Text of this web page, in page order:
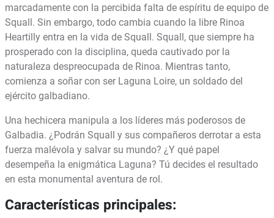
marcadamente con la percibida falta de espíritu de equipo de
Squall. Sin embargo, todo cambia cuando la libre Rinoa
Heartilly entra en la vida de Squall. Squall, que siempre ha
prosperado con la disciplina, queda cautivado por la
naturaleza despreocupada de Rinoa. Mientras tanto,
comienza a soñar con ser Laguna Loire, un soldado del
ejército galbadiano.
Una hechicera manipula a los líderes más poderosos de
Galbadia. ¿Podrán Squall y sus compañeros derrotar a esta
fuerza malévola y salvar su mundo? ¿Y qué papel
desempeña la enigmática Laguna? Tú decides el resultado
en esta monumental aventura de rol.
Características principales: